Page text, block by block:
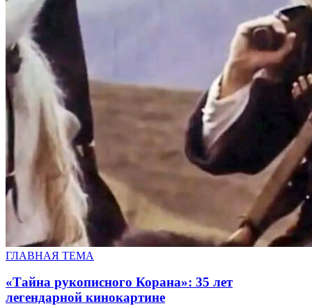
ГЛАВНАЯ ТЕМА
«Тайна рукописного Корана»: 35 лет
легендарной кинокартине